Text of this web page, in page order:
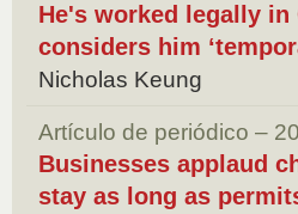
He's worked legally in
considers him
Nicholas Keung
Artículo de periódico –
Businesses applaud
stay as long as